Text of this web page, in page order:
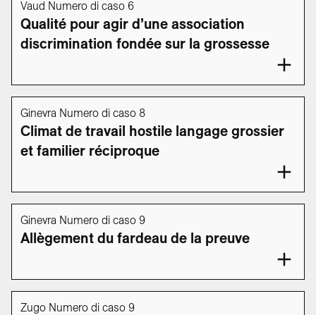
Vaud Numero di caso 6
Qualité pour agir d’une association
discrimination fondée sur la grossesse
Ginevra Numero di caso 8
Climat de travail hostile langage grossier
et familier réciproque
Ginevra Numero di caso 9
Allègement du fardeau de la preuve
Zugo Numero di caso 9